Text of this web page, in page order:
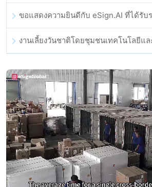
งานเลี้ยงวันชาติโดยชุมชนเทคโนโลยีแ